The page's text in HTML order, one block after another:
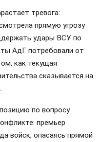
тревога:
прямую угрозу
удары ВСУ по
АдГ потребовали от
как текущая
сказывается на
по вопросу
премьер
войск, опасаясь прямой